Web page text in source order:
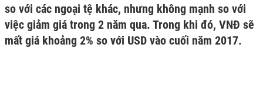
so với các ngoại tệ khác, nhưng không mạnh so với
việc giảm giá trong 2 năm qua. Trong khi đó, VNĐ sẽ
mất giá khoảng 2% so với USD vào cuối năm 2017.